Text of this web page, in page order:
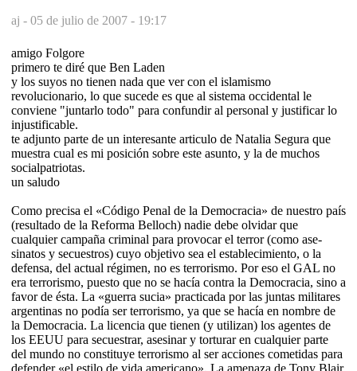
aj - 05 de julio de 2007 - 19:17
amigo Folgore
primero te diré que Ben Laden
y los suyos no tienen nada que ver con el islamismo
revolucionario, lo que sucede es que al sistema occidental le
conviene "juntarlo todo" para confundir al personal y justificar lo
injustificable.
te adjunto parte de un interesante articulo de Natalia Segura que
muestra cual es mi posición sobre este asunto, y la de muchos
socialpatriotas.
un saludo
Como precisa el «Código Penal de la Democracia» de nuestro país
(resultado de la Reforma Belloch) nadie debe olvidar que
cualquier campaña criminal para provocar el terror (como ase­
sinatos y secuestros) cuyo ob­jetivo sea el esta­blecimiento, o la
defensa, del actual régimen, no es terrorismo. Por eso el GAL no
era terro­rismo, puesto que no se hacía contra la Demo­cracia, sino a
favor de ésta. La «guerra sucia» practicada por las juntas militares
argentinas no podía ser terrorismo, ya que se hacía en nombre de
la Democracia. La licencia que tienen (y utilizan) los agentes de
los EEUU para secuestrar, ase­sinar y tor­turar en cualquier parte
del mundo no constituye terrorismo al ser acciones co­me­tidas para
defen­der «el estilo de vida americano». La amenaza de Tony Blair